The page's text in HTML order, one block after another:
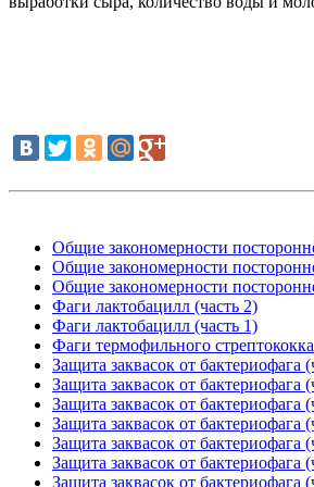
Общие закономерности
Общие закономерности
Общие закономерности
Фаги лактобацилл (часть 2)
Фаги лактобацилл (часть 1)
Фаги термофильного стрептококка
Защита заквасок от бактериофага
Защита заквасок от бактериофага
Защита заквасок от бактериофага
Защита заквасок от бактериофага
Защита заквасок от бактериофага
Защита заквасок от бактериофага
Защита заквасок от бактериофага